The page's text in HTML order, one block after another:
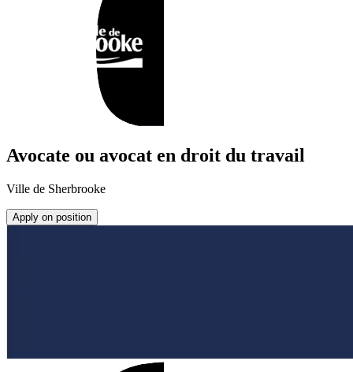
Avocate ou avocat en droit du travail
Ville de Sherbrooke
Apply on position